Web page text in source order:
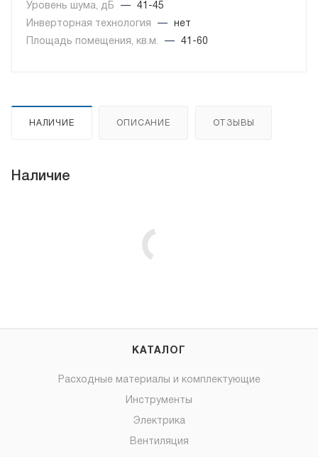
Уровень шума, дБ
—
41-45
Инверторная технология
—
нет
Площадь помещения, кв.м.
— 41-60
НАЛИЧИЕ ОПИСАНИЕ ОТЗЫВЫ
Наличие
КАТАЛОГ
Расходные материалы и комплектующие
Инструменты
Электрика
Вентиляция